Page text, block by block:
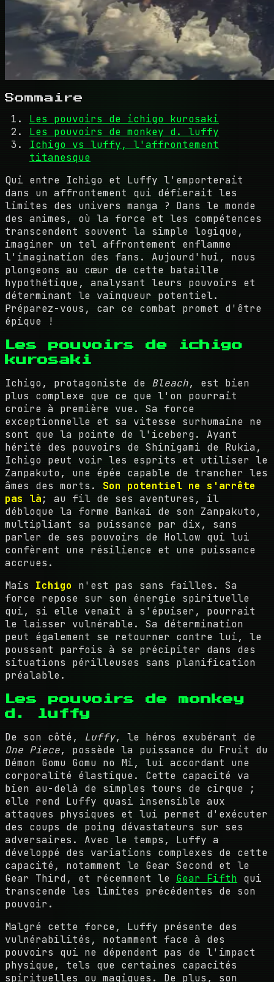
Sommaire
Les pouvoirs de ichigo kurosaki
Les pouvoirs de monkey d. luffy
Ichigo vs luffy, l'affrontement
titanesque
Qui entre Ichigo et Luffy l'emporterait
dans un affrontement qui défierait les
limites des univers manga ? Dans le monde
des animes, où la force et les compétences
transcendent souvent la simple logique,
imaginer un tel affrontement enflamme
l'imagination des fans. Aujourd'hui, nous
plongeons au cœur de cette bataille
hypothétique, analysant leurs pouvoirs et
déterminant le vainqueur potentiel.
Préparez-vous, car ce combat promet d'être
épique !
Les pouvoirs de ichigo
kurosaki
Ichigo, protagoniste de Bleach, est bien
plus complexe que ce que l'on pourrait
croire à première vue. Sa force
exceptionnelle et sa vitesse surhumaine ne
sont que la pointe de l'iceberg. Ayant
hérité des pouvoirs de Shinigami de Rukia,
Ichigo peut voir les esprits et utiliser le
Zanpakuto, une épée capable de trancher les
âmes des morts. Son potentiel ne s'arrête
pas là; au fil de ses aventures, il
débloque la forme Bankai de son Zanpakuto,
multipliant sa puissance par dix, sans
parler de ses pouvoirs de Hollow qui lui
confèrent une résilience et une puissance
accrues.
Mais Ichigo n'est pas sans failles. Sa
force repose sur son énergie spirituelle
qui, si elle venait à s'épuiser, pourrait
le laisser vulnérable. Sa détermination
peut également se retourner contre lui, le
poussant parfois à se précipiter dans des
situations périlleuses sans planification
préalable.
Les pouvoirs de monkey
d. luffy
De son côté, Luffy, le héros exubérant de
One Piece, possède la puissance du Fruit du
Démon Gomu Gomu no Mi, lui accordant une
corporalité élastique. Cette capacité va
bien au-delà de simples tours de cirque ;
elle rend Luffy quasi insensible aux
attaques physiques et lui permet d'exécuter
des coups de poing dévastateurs sur ses
adversaires. Avec le temps, Luffy a
développé des variations complexes de cette
capacité, notamment le Gear Second et le
Gear Third, et récemment le Gear Fifth qui
transcende les limites précédentes de son
pouvoir.
Malgré cette force, Luffy présente des
vulnérabilités, notamment face à des
pouvoirs qui ne dépendent pas de l'impact
physique, tels que certaines capacités
spirituelles ou magiques. De plus, son